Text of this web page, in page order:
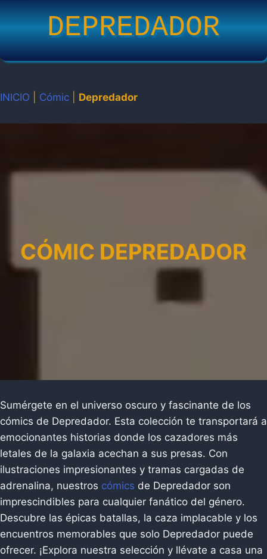
DEPREDADOR
INICIO Cómic Depredador
CÓMIC DEPREDADOR
Sumérgete en el universo oscuro y fascinante de los
cómics de Depredador. Esta colección te transportará a
emocionantes historias donde los cazadores más
letales de la galaxia acechan a sus presas. Con
ilustraciones impresionantes y tramas cargadas de
adrenalina, nuestros cómics de Depredador son
imprescindibles para cualquier fanático del género.
Descubre las épicas batallas, la caza implacable y los
encuentros memorables que solo Depredador puede
ofrecer. ¡Explora nuestra selección y llévate a casa una